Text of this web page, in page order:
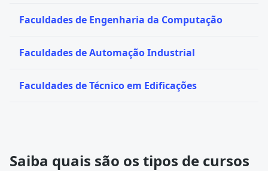
Faculdades de Engenharia da Computação
Faculdades de Automação Industrial
Faculdades de Técnico em Edificações
Saiba quais são os tipos de cursos